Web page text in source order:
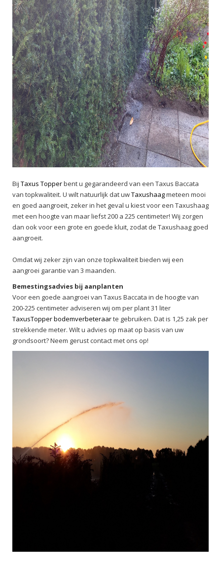
Bij Taxus Topperbent u gegarandeerd van een Taxus Baccata
van topkwaliteit. U wilt natuurlijk dat uwTaxushaagmeteen mooi
en goed aangroeit, zeker in het geval u kiest voor een Taxushaag
met een hoogte van maar liefst 200 a 225 centimeter! Wij zorgen
dan ook voor een grote en goede kluit, zodat de Taxushaag goed
aangroeit.
Omdat wij zeker zijn van onze topkwaliteit bieden wij een
aangroei garantie van 3 maanden.
Bemestingsadvies bij aanplanten
Voor een goede aangroei van Taxus Baccata in de hoogte van
200-225 centimeter adviseren wij om per plant 31 liter
TaxusTopper bodemverbeteraarte gebruiken. Dat is 1,25 zak per
strekkende meter. Wilt u advies op maat op basis van uw
grondsoort? Neem gerust contact met ons op!